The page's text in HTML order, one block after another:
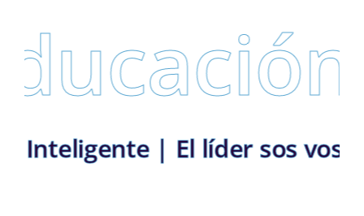
Inteligente | El líder sos